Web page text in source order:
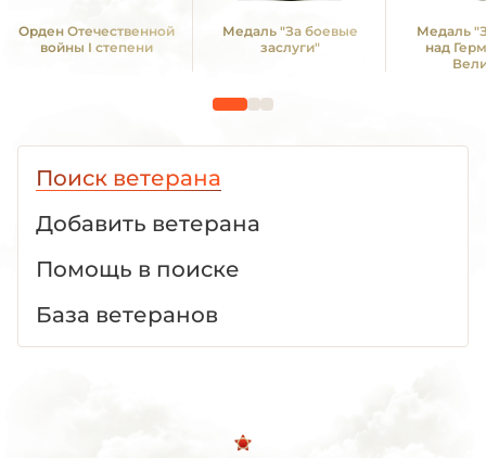
Орден Отечественной
войны I степени
Медаль "За боевые
заслуги"
Медаль
над
Поиск ветерана
Добавить ветерана
Помощь в поиске
База ветеранов